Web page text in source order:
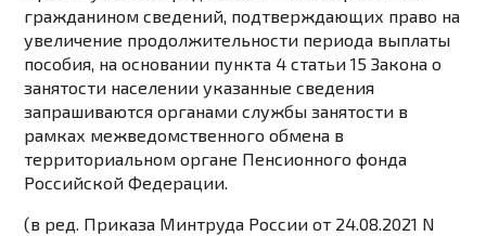
гражданином сведений, подтверждающих право на
увеличение продолжительности периода выплаты
пособия, на основании пункта 4 статьи 15 Закона о
занятости населении указанные сведения
запрашиваются органами службы занятости в
рамках межведомственного обмена в
территориальном органе Пенсионного фонда
Российской Федерации.
(в ред. Приказа Минтруда России от 24.08.2021 N